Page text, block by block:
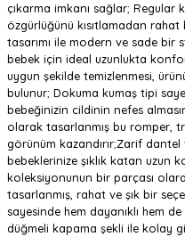
çıkarma imkanı sağlar; Regular
özgürlüğünü kısıtlamadan
tasarımı ile modern ve sade
bebek için ideal uzunlukta
uygun şekilde temizlenmesi,
bulunur; Dokuma kumaş tipi
bebeğinizin cildinin nefes
olarak tasarlanmış bu romper,
görünüm kazandırır;Zarif dantel
bebeklerinize şıklık katan uzun
koleksiyonunun bir parçası
tasarlanmış, rahat ve şık bir
sayesinde hem dayanıklı hem
düğmeli kapama şekli ile kolay